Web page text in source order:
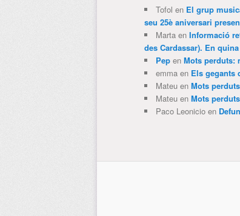
Tofol en El grup
seu 25è aniversari
Martaen Informació
des Cardassar). En
Pepen Mots perduts:
emmaen Els gegants
Mateuen Mots
Mateuen Mots
Paco Leonicioen